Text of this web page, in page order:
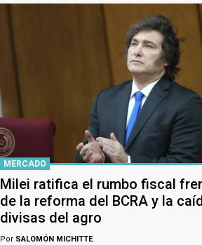
MERCADO
Milei ratifica el rumbo fiscal
de la reforma del BCRA y la
divisas del agro
Por SALOMÓN MICHITTE